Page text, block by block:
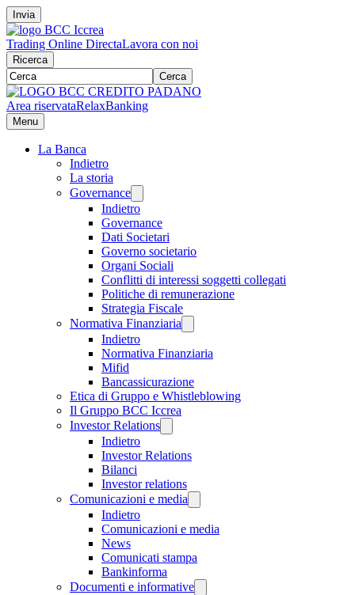
Invia
Trading Online DirectaLavora con noi
Ricerca
Cerca
Area riservataRelaxBanking
Menu
La Banca
Indietro
La storia
Governance
Indietro
Governance
Dati Societari
Governo societario
Organi Sociali
Conflitti di interessi soggetti collegati
Politiche di remunerazione
Strategia Fiscale
Normativa Finanziaria
Indietro
Normativa Finanziaria
Mifid
Bancassicurazione
Etica di Gruppo e Whistleblowing
Il Gruppo BCC Iccrea
Investor Relations
Indietro
Investor Relations
Bilanci
Investor relations
Comunicazioni e media
Indietro
Comunicazioni e media
News
Comunicati stampa
Bankinforma
Documenti e informative